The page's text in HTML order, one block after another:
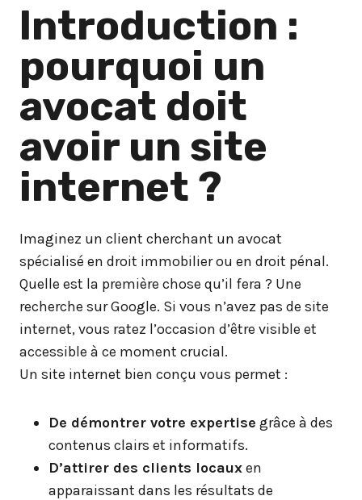
Introduction :
pourquoi un
avocat doit
avoir un site
internet ?
Imaginez un client cherchant un avocat
spécialisé en droit immobilier ou en droit pénal.
Quelle est la première chose qu’il fera ? Une
recherche sur Google. Si vous n’avez pas de site
internet, vous ratez l’occasion d’être visible et
accessible à ce moment crucial.
Un site internet bien conçu vous permet :
De démontrer votre expertise grâce à des
contenus clairs et informatifs.
D’attirer des clients locauxen
apparaissant dans les résultats de